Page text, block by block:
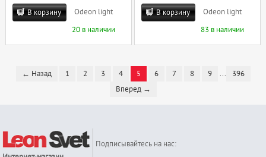
В корзину
Odeon light
20 в наличии
В корзину
Odeon light
83 в наличии
← Назад 1 2 3 4 5 6 7 8 9 ...
396
Вперед →
Подписывайтесь на нас: